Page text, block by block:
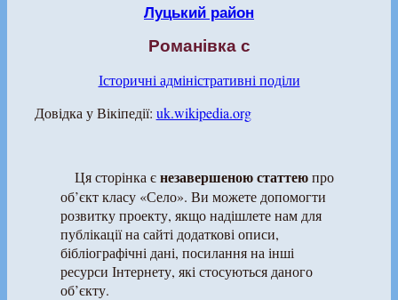
Луцький район
Романівка с
Історичні адміністративні поділи
Довідка у Вікіпедії: uk.wikipedia.org
Ця сторінка єнезавершеною статтеюпро
об’єкт класу «Село». Ви можете допомогти
розвитку проекту, якщо надішлете нам для
публікації на сайті додаткові описи,
бібліографічні дані, посилання на інші
ресурси Інтернету, які стосуються даного
об’єкту.